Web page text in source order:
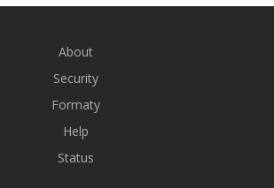
About
Security
Formaty
Help
Status